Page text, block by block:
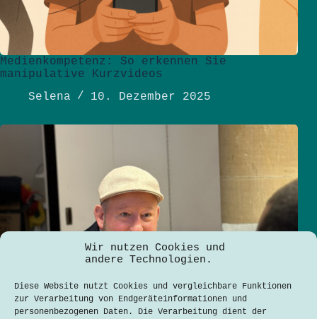
Wir nutzen Cookies und
andere Technologien.
Diese Website nutzt Cookies und vergleichbare Funktionen
zur Verarbeitung von Endgeräteinformationen und
personenbezogenen Daten. Die Verarbeitung dient der
Medienkompetenz: So erkennen Sie
manipulative Kurzvideos
Selena
10. Dezember 2025